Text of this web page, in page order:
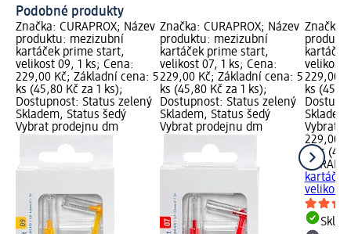
Podobné produkty
Značka: CURAPROX; Název
produktu: mezizubní
kartáček prime start,
velikost 09, 1 ks; Cena:
229,00 Kč; Základní cena: 5
ks (45,80 Kč za 1 ks);
Dostupnost: Status zelený
Skladem, Status šedý
Vybrat prodejnu dm
Značka: CURAPROX; Název
produktu: mezizubní
kartáček prime start,
velikost 07, 1 ks; Cena:
229,00 Kč; Základní cena: 5
ks (45,80 Kč za 1 ks);
Dostupnost: Status zelený
Skladem, Status šedý
Vybrat prodejnu dm
Značka:
velikost
229,00
ks
Vybrat
229,00
5 ks
velikost